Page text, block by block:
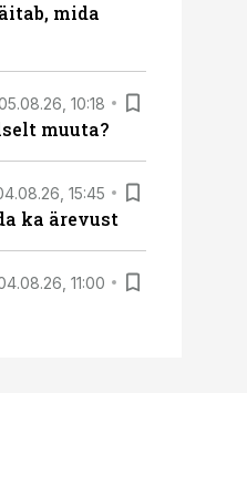
mida
10:18
muuta?
15:45
ka ärevust
11:00